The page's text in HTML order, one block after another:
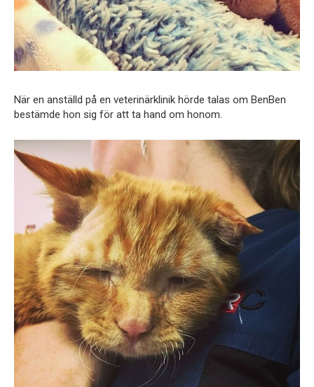
När en anställd på en veterinärklinik hörde talas om BenBen
bestämde hon sig för att ta hand om honom.